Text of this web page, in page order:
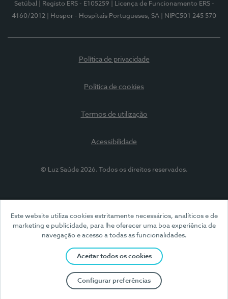
Este website utiliza cookies estritamente necessários, analíticos e de
marketing e publicidade, para lhe oferecer uma boa experiência de
navegação e acesso a todas as funcionalidades.
Aceitar todos os cookies
Configurar preferências
Setúbal
| Registo ERS - E105259
| Licença de Funcionamento ERS -
4160/2012
| Hospor - Hospitais Portugueses, SA | NIPC501 245 570
Política de privacidade
Política de cookies
Termos de utilização
Acessibilidade
© Luz Saúde 2026. Todos os direitos reservados.